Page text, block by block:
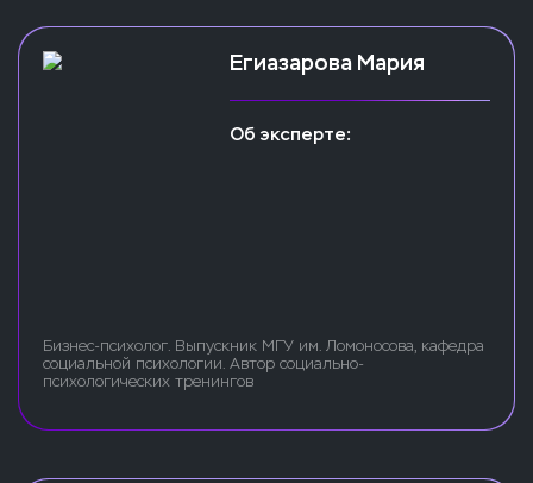
Егиазарова Мария
Об эксперте:
Бизнес-психолог. Выпускник МГУ им. Ломоносова, кафедра
социальной психологии. Автор социально-
психологических тренингов